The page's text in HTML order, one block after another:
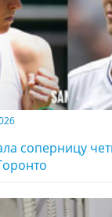
соперницу